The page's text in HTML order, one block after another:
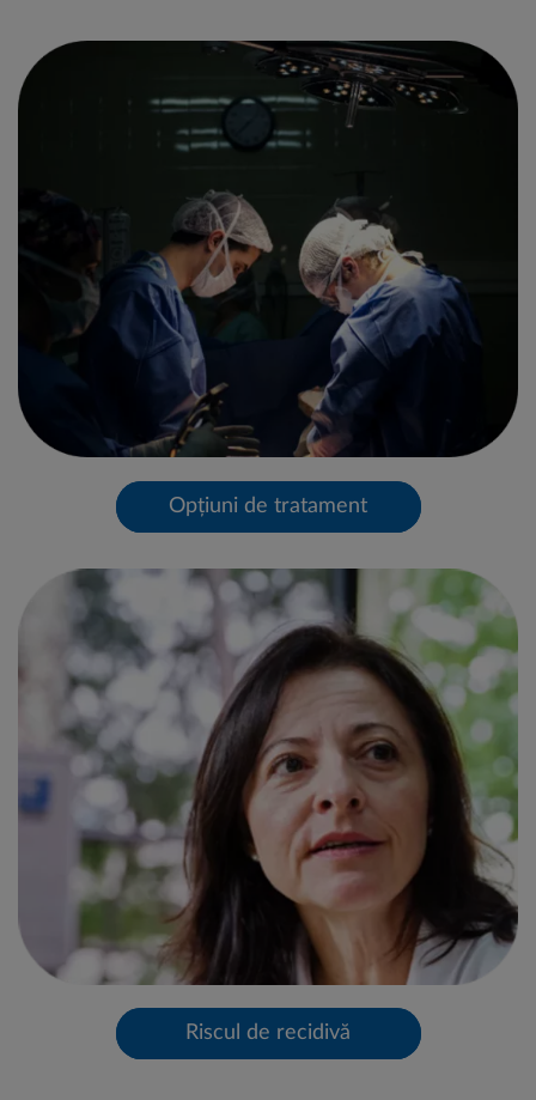
Opțiuni de tratament
Riscul de recidivă